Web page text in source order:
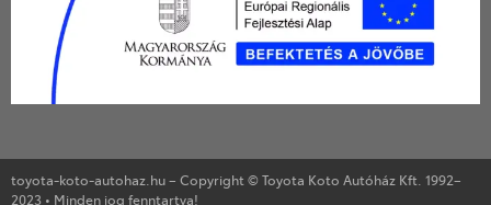
toyota-koto-autohaz.hu – Copyright © Toyota Koto Autóház Kft. 1992–
2023 • Minden jog fenntartva!